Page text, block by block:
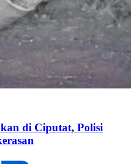
di Ciputat, Polisi